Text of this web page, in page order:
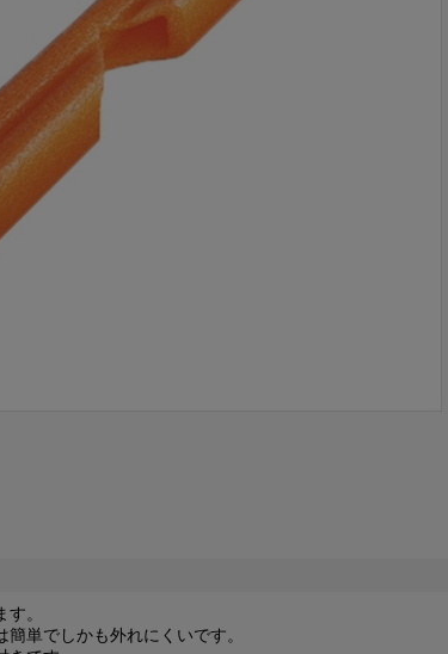
。
単でしかも外れにくいです。